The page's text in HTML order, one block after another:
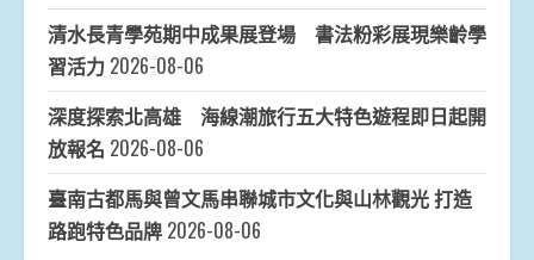
清水長青學苑期中成果展登場 書法粉彩展現樂齡學
習活力 2026-08-06
深度探索北高雄 海線潮旅行五大特色遊程即日起開
放報名 2026-08-06
臺南古都馬與曾文馬串聯城市文化與山林觀光 打造
路跑特色品牌 2026-08-06